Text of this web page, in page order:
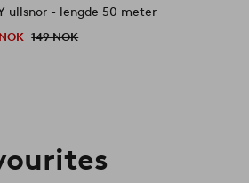
ullsnor - lengde 50 meter
149 NOK